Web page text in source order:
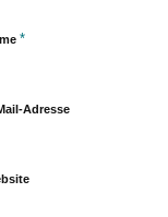
*
Adresse